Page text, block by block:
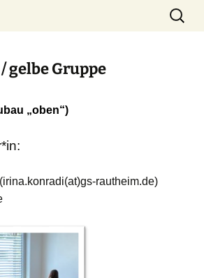
Suchen
nach:
gelbe Gruppe
„oben“)
rautheim.de)